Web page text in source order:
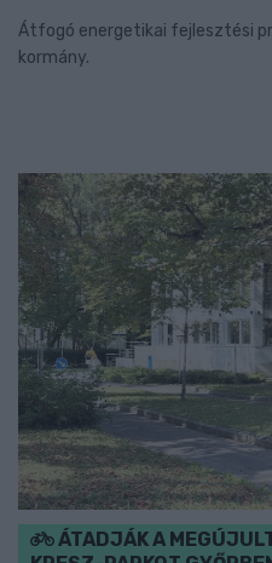
Átfogó energetikai fejlesztési
kormány.
ÁTADJÁK A